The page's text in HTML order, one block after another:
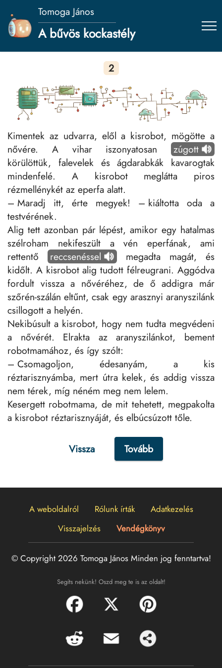
Tomoga János
A bűvös kockastély
2
Kimentek az udvarra, elől a kisrobot, mögötte a
nővére. A vihar iszonyatosan
zúgott
körülöttük, falevelek és ágdarabkák kavarogtak
mindenfelé. A kisrobot meglátta piros
rézmellénykét az eperfa alatt.
– Maradj itt, érte megyek! – kiáltotta oda a
testvérének.
Alig tett azonban pár lépést, amikor egy hatalmas
szélroham nekifeszült a vén eperfának, ami
rettentő
reccsenéssel
megadta magát, és
kidőlt. A kisrobot alig tudott félreugrani. Aggódva
fordult vissza a nővéréhez, de ő addigra már
szőrén-szálán eltűnt, csak egy arasznyi aranyszilánk
csillogott a helyén.
Nekibúsult a kisrobot, hogy nem tudta megvédeni
a nővérét. Elrakta az aranyszilánkot, bement
robotmamához, és így szólt:
– Csomagoljon, édesanyám, a kis
réztarisznyámba, mert útra kelek, és addig vissza
nem térek, míg néném meg nem lelem.
Kesergett robotmama, de mit tehetett, megpakolta
a kisrobot réztarisznyáját, és elbúcsúzott tőle.
Vissza Tovább
A weboldalról Rólunk írták
Adatkezelés
Visszajelzés
Vendégkönyv
© Copyright 2026 Tomoga János Minden jog fenntartva!
Segíts nekünk! Oszd meg te is az oldalt!